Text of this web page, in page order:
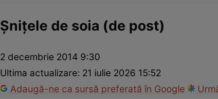
Şniţele de soia (de post)
2 decembrie 2014 9:30
Ultima actualizare: 21 iulie 2026 15:52
Adaugă-ne ca sursă preferată în Google